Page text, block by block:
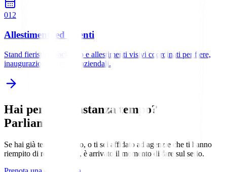
012
Allestimenti ed Eventi
Stand fieristici, backdrop e allestimenti visivi coordinati per fiere,
inaugurazioni ed eventi aziendali.
Hai perso abbastanza tempo?
Parliamone.
Se hai già tentato da solo, o ti sei affidato ad agenzie che ti hanno
riempito di report inutili, è arrivato il momento di fare sul serio.